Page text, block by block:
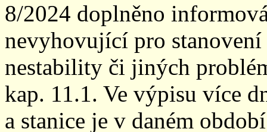
8/2024 doplněno
nevyhovující pro
nestability či jiných
kap. 11.1. Ve výpisu více
a stanice je v daném